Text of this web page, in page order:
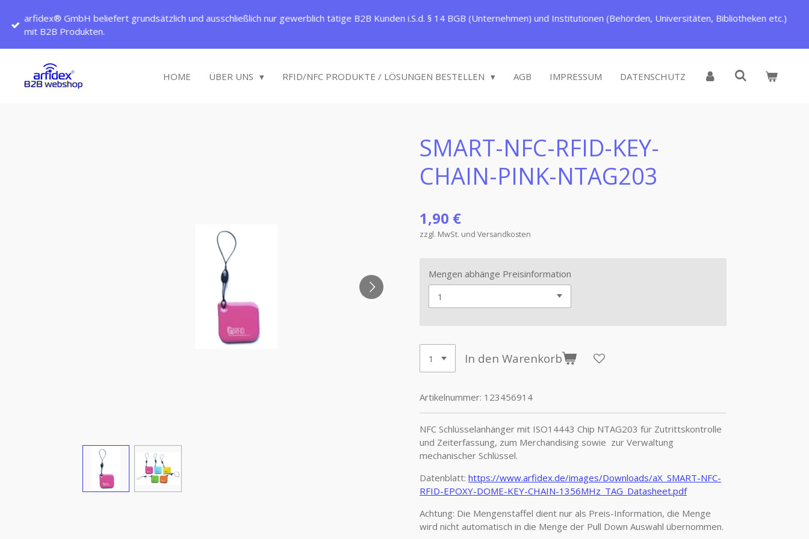
Hauptinhalt
springen
arfidex® GmbH beliefert grundsätzlich und ausschließlich nur gewerblich tätige B2B Kunden i.S.d. § 14 BGB (Unternehmen) und Institutionen (Behörden, Universitäten, Bibliotheken etc.)
mit B2B Produkten.
HOME ÜBER UNS RFID/NFC PRODUKTE / LÖSUNGEN BESTELLEN AGB IMPRESSUM DATENSCHUTZ
SMART-NFC-RFID-KEY-
CHAIN-PINK-NTAG203
1,90 €
zzgl. MwSt. und Versandkosten
Mengen abhänge Preisinformation
In den Warenkorb
Artikelnummer: 123456914
NFC Schlüsselanhänger mit ISO14443 Chip NTAG203 für Zutrittskontrolle
und Zeiterfassung, zum Merchandising sowie zur Verwaltung
mechanischer Schlüssel.
Datenblatt: https://www.arfidex.de/images/Downloads/aX_SMART-NFC-
RFID-EPOXY-DOME-KEY-CHAIN-1356MHz_TAG_Datasheet.pdf
Achtung: Die Mengenstaffel dient nur als Preis-Information, die Menge
wird nicht automatisch in die Menge der Pull Down Auswahl übernommen.